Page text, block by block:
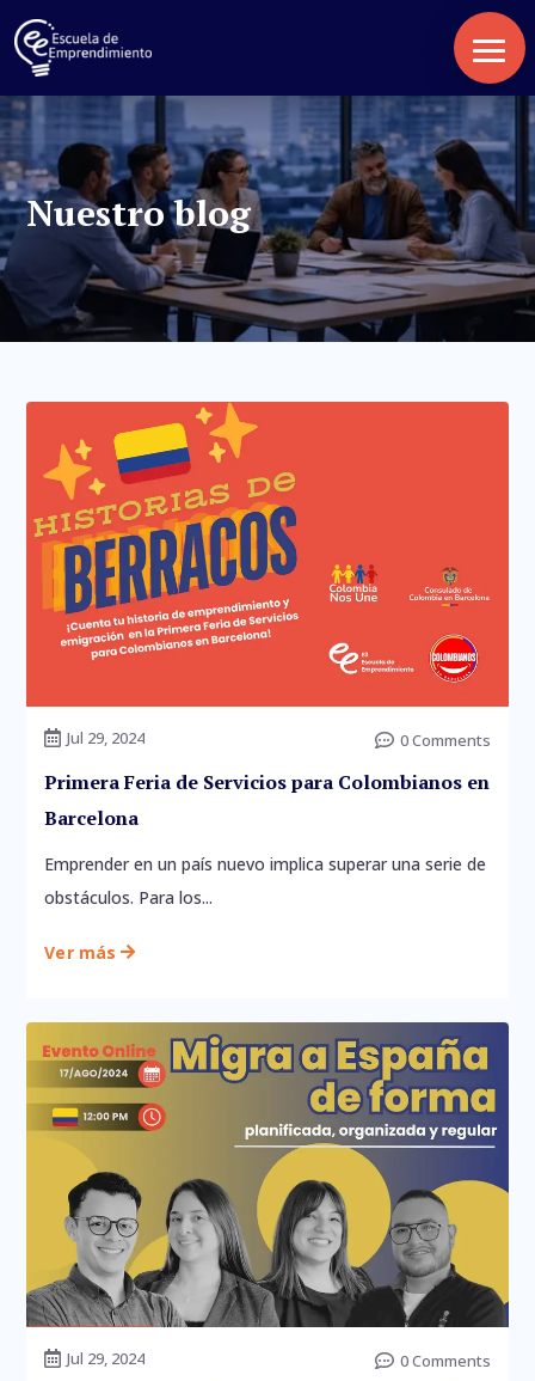
Inicio
Nosotros
Servicios
Contacto
Nuestro blog
 Jul 29, 2024  0 Comments
Primera Feria de Servicios para Colombianos en
Barcelona
Emprender en un país nuevo implica superar una serie de
obstáculos. Para los...
Ver más 
 Jul 29, 2024  0 Comments